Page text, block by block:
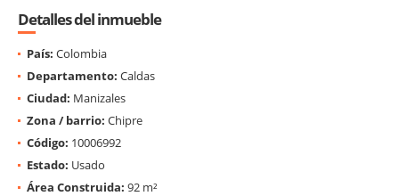
Detalles del inmueble
País: Colombia
Departamento: Caldas
Ciudad: Manizales
Zona / barrio: Chipre
Código: 10006992
Estado: Usado
Área Construida: 92 m²